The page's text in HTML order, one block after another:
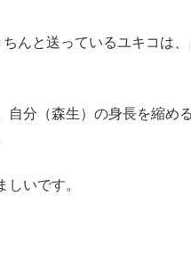
んと送っているユキコは、
自分（森生）の身長を縮め
いです。